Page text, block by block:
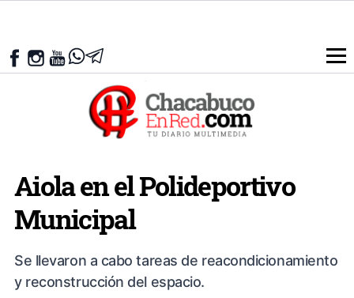
Aiola en el Polideportivo
Municipal
Se llevaron a cabo tareas de reacondicionamiento
y reconstrucción del espacio.